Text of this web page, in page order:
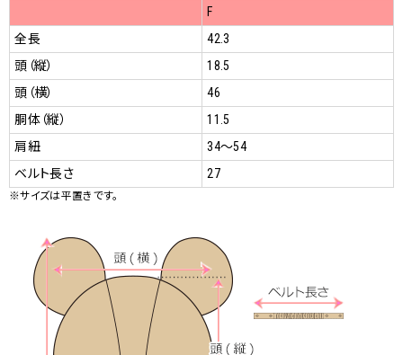
F
全長
42.3
頭（縦）
18.5
頭（横）
46
胴体（縦）
11.5
肩紐
34～54
ベルト長さ
27
※サイズは平置きです。